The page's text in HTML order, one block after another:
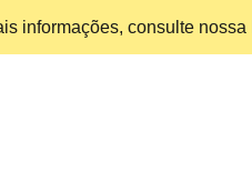
informações, consulte nossa